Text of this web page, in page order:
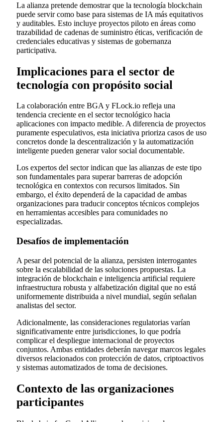
La alianza pretende demostrar que la tecnología blockchain
puede servir como base para sistemas de IA más equitativos
y auditables. Esto incluye proyectos piloto en áreas como
trazabilidad de cadenas de suministro éticas, verificación de
credenciales educativas y sistemas de gobernanza
participativa.
Implicaciones para el sector de
tecnología con propósito social
La colaboración entre BGA y FLock.io refleja una
tendencia creciente en el sector tecnológico hacia
aplicaciones con impacto medible. A diferencia de proyectos
puramente especulativos, esta iniciativa prioriza casos de uso
concretos donde la descentralización y la automatización
inteligente pueden generar valor social documentable.
Los expertos del sector indican que las alianzas de este tipo
son fundamentales para superar barreras de adopción
tecnológica en contextos con recursos limitados. Sin
embargo, el éxito dependerá de la capacidad de ambas
organizaciones para traducir conceptos técnicos complejos
en herramientas accesibles para comunidades no
especializadas.
Desafíos de implementación
A pesar del potencial de la alianza, persisten interrogantes
sobre la escalabilidad de las soluciones propuestas. La
integración de blockchain e inteligencia artificial requiere
infraestructura robusta y alfabetización digital que no está
uniformemente distribuida a nivel mundial, según señalan
analistas del sector.
Adicionalmente, las consideraciones regulatorias varían
significativamente entre jurisdicciones, lo que podría
complicar el despliegue internacional de proyectos
conjuntos. Ambas entidades deberán navegar marcos legales
diversos relacionados con protección de datos, criptoactivos
y sistemas automatizados de toma de decisiones.
Contexto de las organizaciones
participantes